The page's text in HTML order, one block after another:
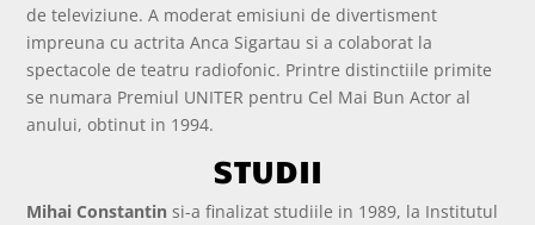
de televiziune. A moderat emisiuni de divertisment
impreuna cu actrita Anca Sigartau si a colaborat la
spectacole de teatru radiofonic. Printre distinctiile primite
se numara Premiul UNITER pentru Cel Mai Bun Actor al
anului, obtinut in 1994.
STUDII
Mihai Constantin si-a finalizat studiile in 1989, la Institutul